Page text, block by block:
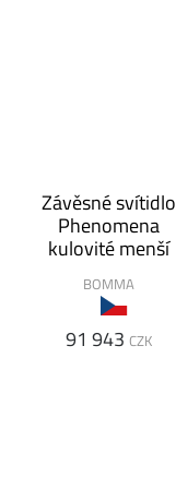
Závěsné svítidlo
Phenomena
kulovité menší
BOMMA
91 943 CZK